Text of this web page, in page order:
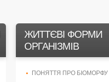
ЖИТТЄВІ ФОРМИ
ОРГАНІЗМІВ
ПОНЯТТЯ ПРО БІОМОРФУ